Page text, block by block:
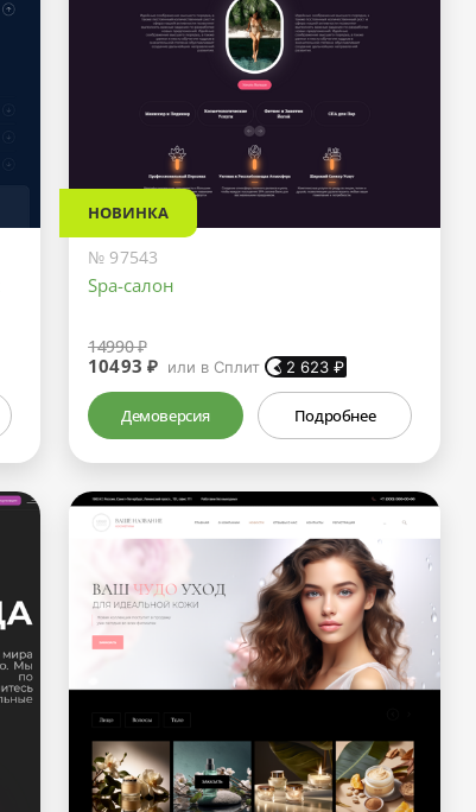
НОВИНКА
№ 97543
Spa-салон
14990 ₽
10493 ₽ или в Сплит 2 623 ₽
Демоверсия Подробнее